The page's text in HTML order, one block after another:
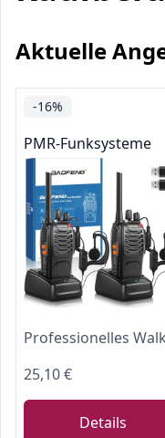
Aktuelle
-16%
PMR-Funksysteme
25,10 €
Details